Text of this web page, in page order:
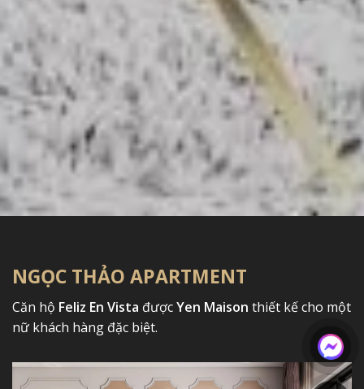
NGỌC THẢO APARTMENT
Căn hộ Feliz En Vista đượcYen Maison thiết kế cho một
nữ khách hàng đặc biệt.